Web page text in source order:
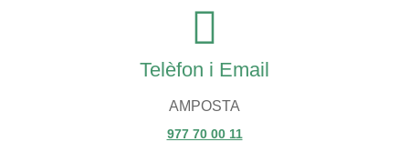
Telèfon i Email
AMPOSTA
977 70 00 11